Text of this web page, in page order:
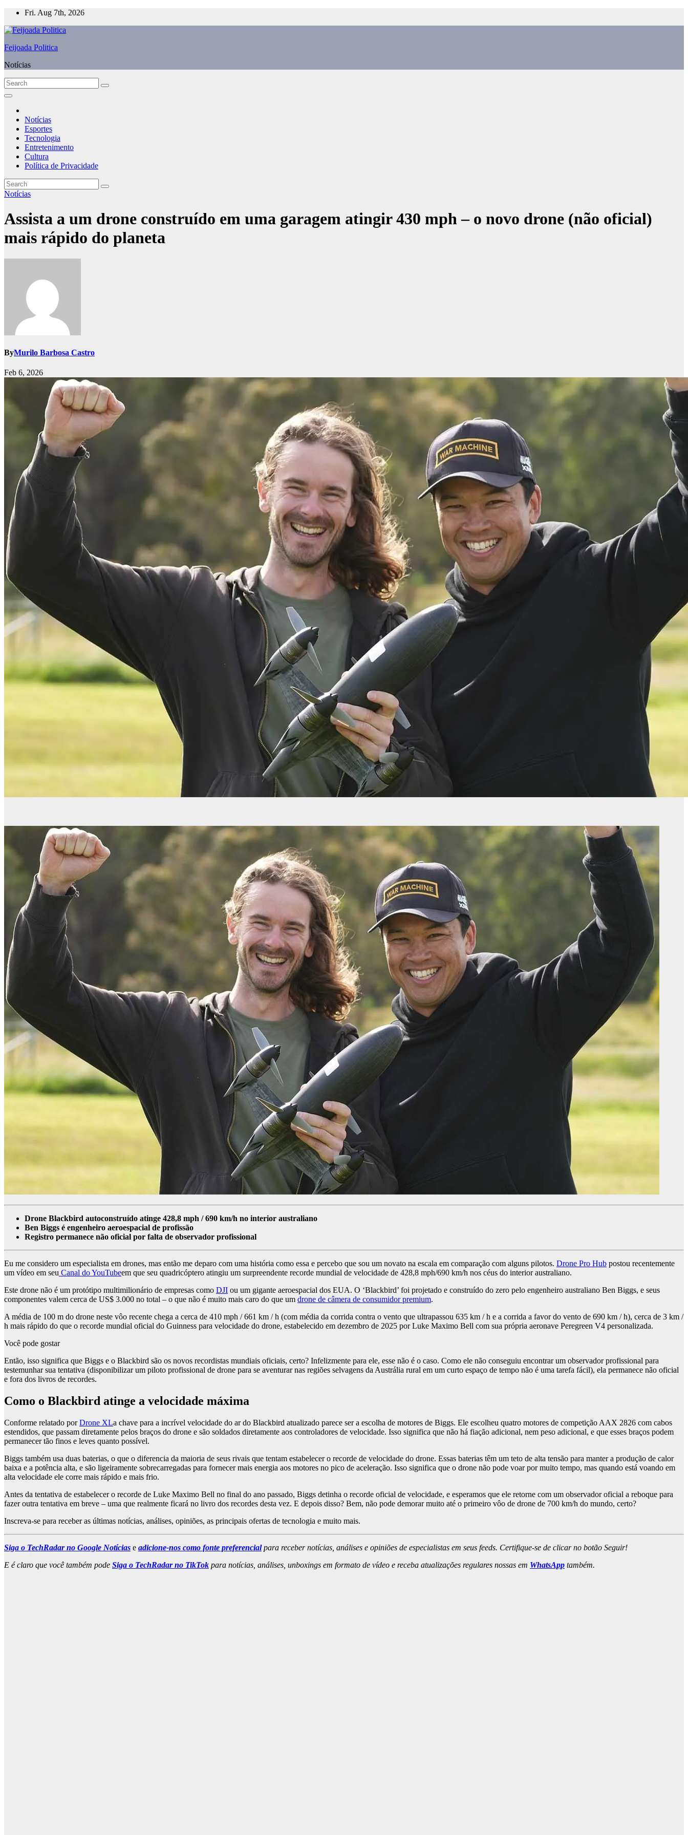
Skip
content
Fri. Aug 7th, 2026
Feijoada Politica
Notícias
Notícias
Esportes
Tecnologia
Entretenimento
Cultura
Política de Privacidade
Notícias
Assista a um drone construído em uma garagem atingir 430 mph – o novo drone (não oficial)
mais rápido do planeta
ByMurilo Barbosa Castro
Feb 6, 2026
Drone Blackbird autoconstruído atinge 428,8 mph / 690 km/h no interior australiano
Ben Biggs é engenheiro aeroespacial de profissão
Registro permanece não oficial por falta de observador profissional
Eu me considero um especialista em drones, mas então me deparo com uma história como essa e percebo que sou um novato na escala em comparação com alguns pilotos. Drone Pro Hub postou recentemente
um vídeo em seu Canal do YouTubeem que seu quadricóptero atingiu um surpreendente recorde mundial de velocidade de 428,8 mph/690 km/h nos céus do interior australiano.
Este drone não é um protótipo multimilionário de empresas como DJI ou um gigante aeroespacial dos EUA. O ‘Blackbird’ foi projetado e construído do zero pelo engenheiro australiano Ben Biggs, e seus
componentes valem cerca de US$ 3.000 no total – o que não é muito mais caro do que um drone de câmera de consumidor premium.
A média de 100 m do drone neste vôo recente chega a cerca de 410 mph / 661 km / h (com média da corrida contra o vento que ultrapassou 635 km / h e a corrida a favor do vento de 690 km / h), cerca de 3 km /
h mais rápido do que o recorde mundial oficial do Guinness para velocidade do drone, estabelecido em dezembro de 2025 por Luke Maximo Bell com sua própria aeronave Peregreen V4 personalizada.
Você pode gostar
Então, isso significa que Biggs e o Blackbird são os novos recordistas mundiais oficiais, certo? Infelizmente para ele, esse não é o caso. Como ele não conseguiu encontrar um observador profissional para
testemunhar sua tentativa (disponibilizar um piloto profissional de drone para se aventurar nas regiões selvagens da Austrália rural em um curto espaço de tempo não é uma tarefa fácil), ela permanece não oficial
e fora dos livros de recordes.
Como o Blackbird atinge a velocidade máxima
Conforme relatado porDrone XLa chave para a incrível velocidade do ar do Blackbird atualizado parece ser a escolha de motores de Biggs. Ele escolheu quatro motores de competição AAX 2826 com cabos
estendidos, que passam diretamente pelos braços do drone e são soldados diretamente aos controladores de velocidade. Isso significa que não há fiação adicional, nem peso adicional, e que esses braços podem
permanecer tão finos e leves quanto possível.
Biggs também usa duas baterias, o que o diferencia da maioria de seus rivais que tentam estabelecer o recorde de velocidade do drone. Essas baterias têm um teto de alta tensão para manter a produção de calor
baixa e a potência alta, e são ligeiramente sobrecarregadas para fornecer mais energia aos motores no pico de aceleração. Isso significa que o drone não pode voar por muito tempo, mas quando está voando em
alta velocidade ele corre mais rápido e mais frio.
Antes da tentativa de estabelecer o recorde de Luke Maximo Bell no final do ano passado, Biggs detinha o recorde oficial de velocidade, e esperamos que ele retorne com um observador oficial a reboque para
fazer outra tentativa em breve – uma que realmente ficará no livro dos recordes desta vez. E depois disso? Bem, não pode demorar muito até o primeiro vôo de drone de 700 km/h do mundo, certo?
Inscreva-se para receber as últimas notícias, análises, opiniões, as principais ofertas de tecnologia e muito mais.
Siga o TechRadar no Google Notícias e adicione-nos como fonte preferencialpara receber notícias, análises e opiniões de especialistas em seus feeds. Certifique-se de clicar no botão Seguir!
E é claro que você também pode Siga o TechRadar no TikTok para notícias, análises, unboxings em formato de vídeo e receba atualizações regulares nossas em WhatsApp também.